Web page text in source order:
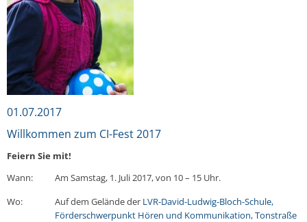
01.07.2017
Willkommen zum CI-Fest 2017
Feiern Sie mit!
Wann:
Am Samstag, 1. Juli 2017, von 10 – 15 Uhr.
Wo:
Auf dem Gelände der LVR-David-Ludwig-Bloch-Schule,
Förderschwerpunkt Hören und Kommunikation, Tonstraße